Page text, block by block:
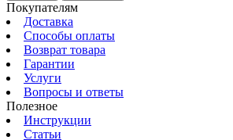
Покупателям
Доставка
Способы оплаты
Возврат товара
Гарантии
Услуги
Вопросы и ответы
Полезное
Инструкции
Статьи